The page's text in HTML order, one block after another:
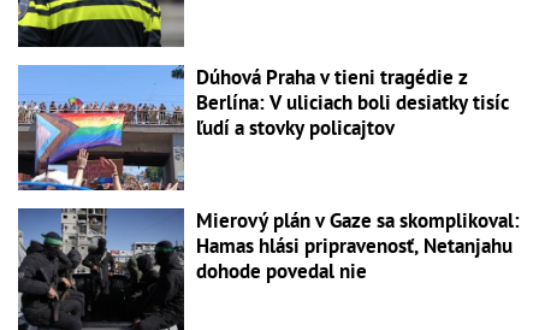
Dúhová Praha v tieni tragédie z
Berlína: V uliciach boli desiatky tisíc
ľudí a stovky policajtov
Mierový plán v Gaze sa skomplikoval:
Hamas hlási pripravenosť, Netanjahu
dohode povedal nie